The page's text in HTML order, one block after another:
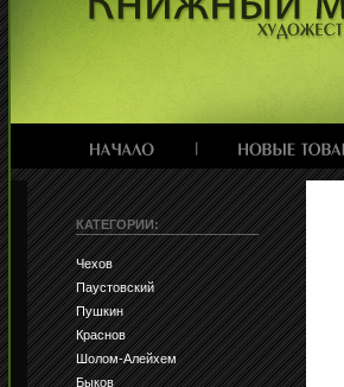
КАТЕГОРИИ:
Чехов
Паустовский
Пушкин
Краснов
Шолом-Алейхем
Быков